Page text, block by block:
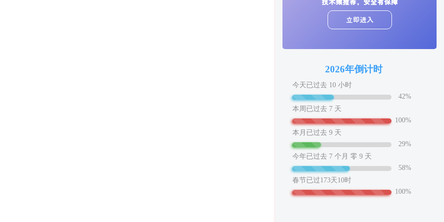
走路也有劲了！
腿也不痛了！
腰也不酸了！
工作也轻松了！
你好我也好，不要忘记哦!
技术猿的小工具
技术猿推荐，安全有保障